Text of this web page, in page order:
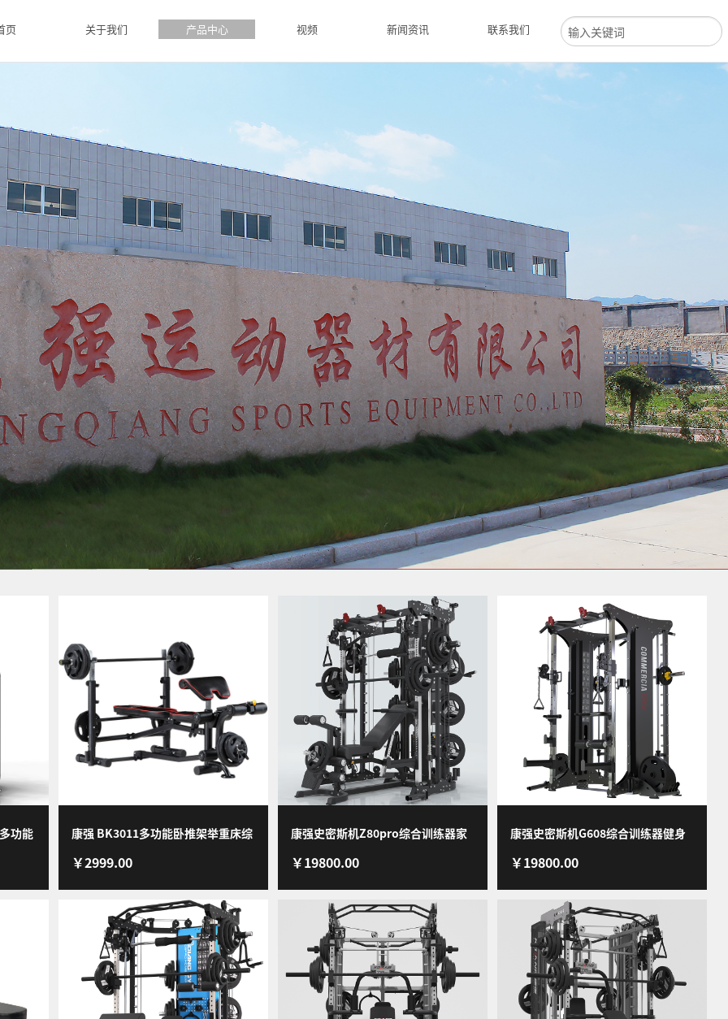
页 关于我们 产品中心 视频 新闻资讯 联系我们
功能
康强 BK3011多功能卧推架举重床综
合训练器健身器材 BK3011+60KG杠
铃片+1.8米杆
￥2999.00
康强史密斯机Z80pro综合训练器家
用商用单位酒店健身房私教力量运动
器 Z80pro专业版套装
￥19800.00
康强史密斯机G608综合训练器健身
器材龙门架深蹲卧推杠铃架 G608升
级版
￥19800.00